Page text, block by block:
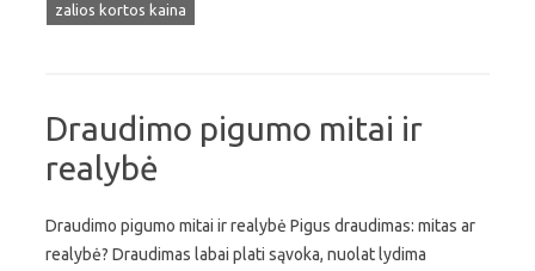
zalios kortos kaina
Draudimo pigumo mitai ir
realybė
Draudimo pigumo mitai ir realybė Pigus draudimas: mitas ar
realybė? Draudimas labai plati sąvoka, nuolat lydima